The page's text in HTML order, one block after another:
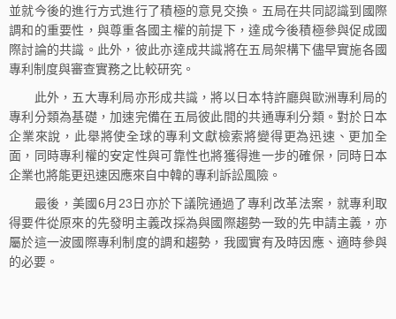
並就今後的進行方式進行了積極的意見交換。五局在共同認識到國際
調和的重要性，與尊重各國主權的前提下，達成今後積極參與促成國
際討論的共識。此外，彼此亦達成共識將在五局架構下儘早實施各國
專利制度與審查實務之比較研究。
此外，五大專利局亦形成共識，將以日本特許廳與歐洲專利局的
專利分類為基礎，加速完備在五局彼此間的共通專利分類。對於日本
企業來說，此舉將使全球的專利文獻檢索將變得更為迅速、更加全
面，同時專利權的安定性與可靠性也將獲得進一步的確保，同時日本
企業也將能更迅速因應來自中韓的專利訴訟風險。
最後，美國6月23日亦於下議院通過了專利改革法案，就專利取
得要件從原來的先發明主義改採為與國際趨勢一致的先申請主義，亦
屬於這一波國際專利制度的調和趨勢，我國實有及時因應、適時參與
的必要。